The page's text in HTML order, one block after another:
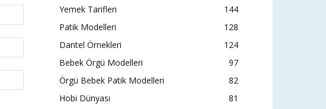
Yemek Tarifleri
144
Patik Modelleri
128
Dantel Örnekleri
124
Bebek Örgü Modelleri
97
Örgü Bebek Patik Modelleri
82
Hobi Dünyası
81